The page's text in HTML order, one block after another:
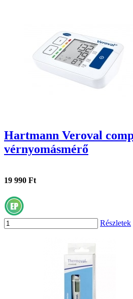
Hartmann Veroval
vérnyomásmérő
19 990 Ft
Részletek